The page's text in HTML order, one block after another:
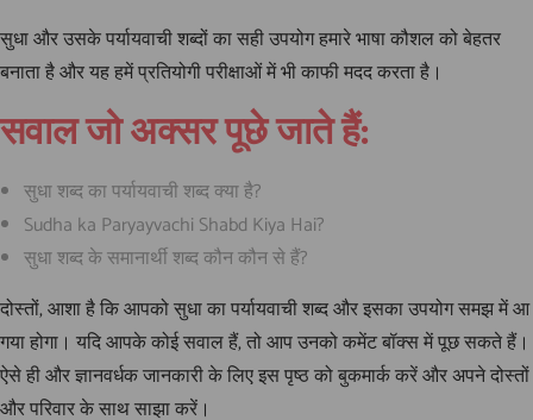
सुधा और उसके पर्यायवाची शब्दों का सही उपयोग हमारे भाषा कौशल को बेहतर
बनाता है और यह हमें प्रतियोगी परीक्षाओं में भी काफी मदद करता है।
सवाल जो अक्सर पूछे जाते हैं:
सुधा शब्द का पर्यायवाची शब्द क्या है?
Sudha ka Paryayvachi Shabd Kiya Hai?
सुधा शब्द के समानार्थी शब्द कौन कौन से हैं?
दोस्तों, आशा है कि आपको सुधा का पर्यायवाची शब्द और इसका उपयोग समझ में आ
गया होगा। यदि आपके कोई सवाल हैं, तो आप उनको कमेंट बॉक्स में पूछ सकते हैं।
ऐसे ही और ज्ञानवर्धक जानकारी के लिए इस पृष्ठ को बुकमार्क करें और अपने दोस्तों
और परिवार के साथ साझा करें।